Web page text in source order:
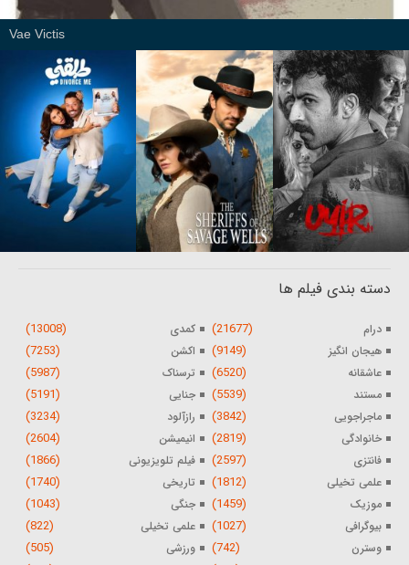
Vae Victis
دسته بندی فیلم ها
درام (21677) کمدی (13008)
هیجان انگیز (9149) اکشن (7253)
عاشقانه (6520) ترسناک (5987)
مستند (5539) جنایی (5191)
ماجراجویی (3842) رازآلود (3234)
خانوادگی (2819) انیمیشن (2604)
فانتزی (2597) فیلم تلویزیونی (1866)
علمی تخیلی (1812) تاریخی (1740)
موزیک (1459) جنگی (1043)
بیوگرافی (1027) علمی تخیلی (822)
وسترن (742) ورزشی (505)